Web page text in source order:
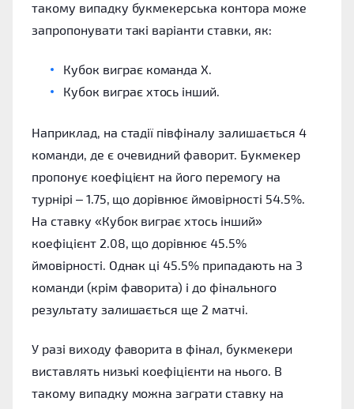
такому випадку букмекерська контора може
запропонувати такі варіанти ставки, як:
Кубок виграє команда X.
Кубок виграє хтось інший.
Наприклад, на стадії півфіналу залишається 4
команди, де є очевидний фаворит. Букмекер
пропонує коефіцієнт на його перемогу на
турнірі – 1.75, що дорівнює ймовірності 54.5%.
На ставку «Кубок виграє хтось інший»
коефіцієнт 2.08, що дорівнює 45.5%
ймовірності. Однак ці 45.5% припадають на 3
команди (крім фаворита) і до фінального
результату залишається ще 2 матчі.
У разі виходу фаворита в фінал, букмекери
виставлять низькі коефіцієнти на нього. В
такому випадку можна заграти ставку на